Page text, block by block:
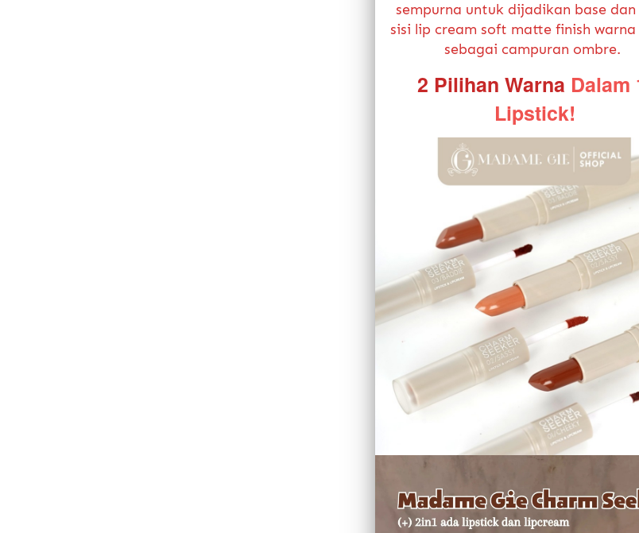
sempurna untuk dijadikan base
sisi lip cream soft matte finish warna
sebagai campuran ombre.
2 Pilihan Warna Dalam
Lipstick!